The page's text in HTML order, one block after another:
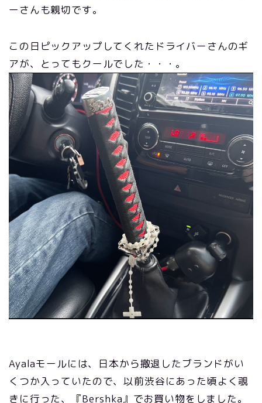
ーさんも親切です。
この日ピックアップしてくれたドライバーさんのギ
アが、とってもクールでした・・・。
Ayalaモールには、日本から撤退したブランドがい
くつか入っていたので、以前渋谷にあった頃よく覗
きに行った、『Bershka』でお買い物をしました。